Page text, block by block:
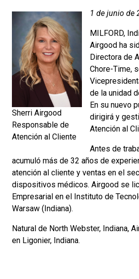
Sherri Airgood
Responsable de
Atención al Cliente
1 de junio de
MILFORD,
Airgood ha
Directora de
Chore-Time,
de la unidad
En su nuevo
dirigirá y
Atención al
Antes de
acumuló más de 32 años de
atención al cliente y ventas en el
dispositivos médicos. Airgood se
Empresarial en el Instituto de
Warsaw (Indiana).
Natural de North Webster, Indiana,
en Ligonier, Indiana.